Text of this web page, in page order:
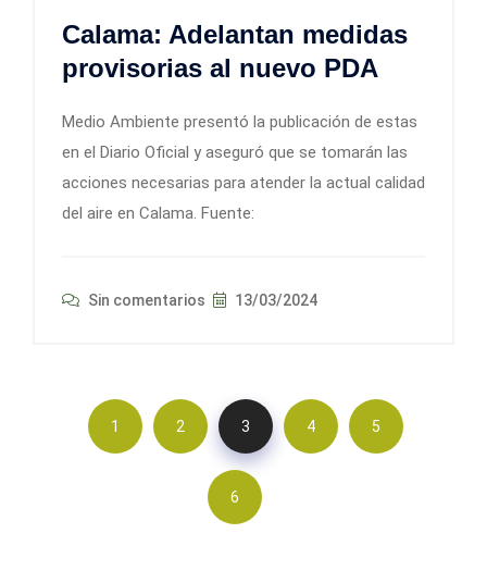
Calama: Adelantan medidas
provisorias al nuevo PDA
Medio Ambiente presentó la publicación de estas
en el Diario Oficial y aseguró que se tomarán las
acciones necesarias para atender la actual calidad
del aire en Calama. Fuente:
Sin comentarios 13/03/2024
1 2 3 4 5
6